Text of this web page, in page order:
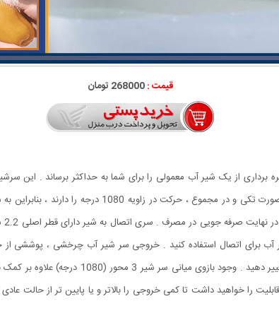
قیمت :268000 تومان
بازوی میانی می باشد که هر کدام قابلیت چرخش 360
بنابراین می توانید تنها با مقداری چرخش
را خواهید داشت تا کمی خروجی را بالاتر و یا پایین تر از حالت